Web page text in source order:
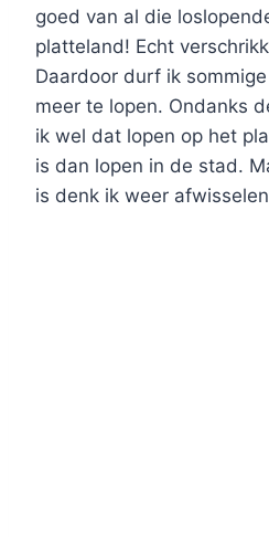
goed van al die
platteland! Echt
Daardoor durf ik
meer te lopen. Ondanks
ik wel dat lopen op het
is dan lopen in de stad.
is denk ik weer